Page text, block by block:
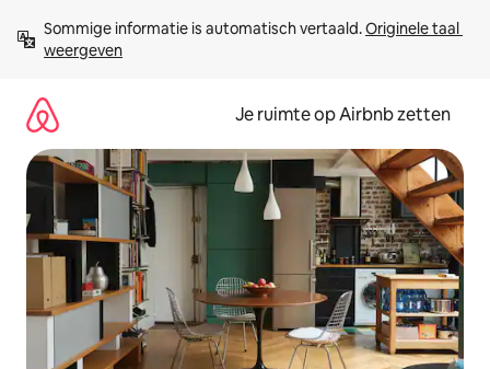
direct
naar
Sommige informatie is automatisch vertaald. Originele taal
weergeven
Je ruimte op Airbnb zetten